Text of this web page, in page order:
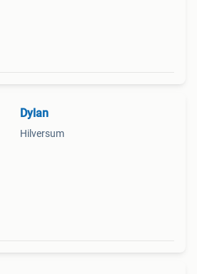
Dylan
Hilversum